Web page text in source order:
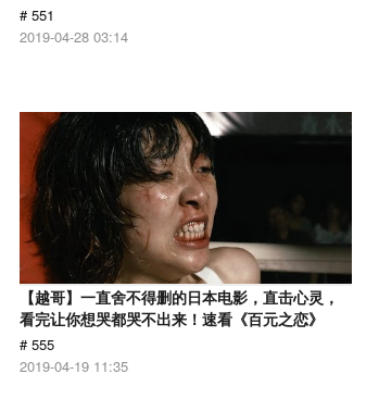
# 551
2019-04-28 03:14
【越哥】一直舍不得删的日本电影，直击心灵，
看完让你想哭都哭不出来！速看《百元之恋》
# 555
2019-04-19 11:35